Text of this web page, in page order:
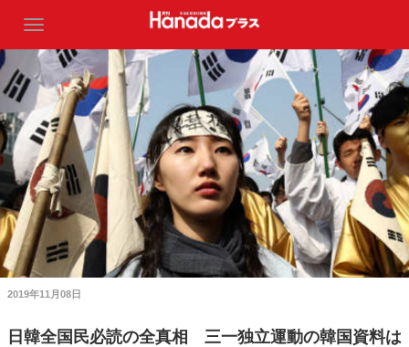
2019年11月08日
日韓全国民必読の全真相 三一独立運動の韓国資料は